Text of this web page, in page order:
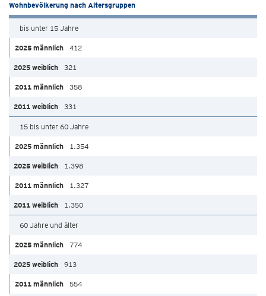
Wohnbevölkerung nach Altersgruppen
bis unter 15 Jahre
412
321
358
331
15 bis unter 60 Jahre
1.354
1.398
1.327
1.350
60 Jahre und älter
774
913
554